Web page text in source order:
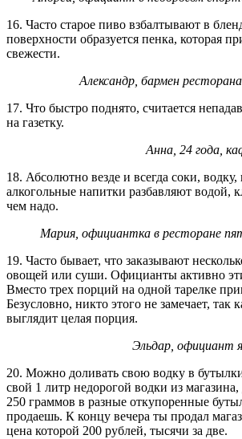
16. Часто старое пиво взбалтывают в
поверхности образуется пенка, которая
свежести.
Александр, бармен
17. Что быстро поднято, считается
на газетку.
Анна, 24 года,
18. Абсолютно везде и всегда соки,
алкогольные напитки разбавляют водой,
чем надо.
Мария, официантка в ресторане
19. Часто бывает, что заказывают
овощей или суши. Официанты активно
Вместо трех порций на одной тарелке
Безусловно, никто этого не замечает, так
выглядит целая порция.
Эльдар, официант
20. Можно доливать свою водку в
свой 1 литр недорогой водки из
250 граммов в разные откупоренные
продаешь. К концу вечера ты продал
цена которой 200 рублей, тысячи за две.